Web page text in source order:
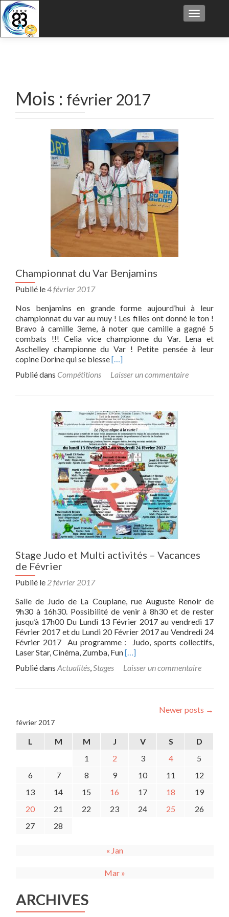
Afficher/
Mois : février 2017
Championnat du Var Benjamins
Publié le4 février 2017
Nos benjamins en grande forme aujourd’hui à leur
championnat du var au muy ! Les filles ont donné le ton !
Bravo à camille 3eme, à noter que camille a gagné 5
combats !!! Celia vice championne du Var. Lena et
Aschelley championne du Var ! Petite pensée à leur
copine Dorine qui se blesseRead
about
Var
Benjamins
[…]
Publié dans Compétitions Laisser un commentaire
Stage Judo et Multi activités – Vacances
de Février
Publié le 2 février 2017
Salle de Judo de La Coupiane, rue Auguste Renoir de
9h30 à 16h30. Possibilité de venir à 8h30 et de rester
jusqu’à 17h00 Du Lundi 13 Février 2017 au vendredi 17
Février 2017 et du Lundi 20 Février 2017 au Vendredi 24
Février 2017 Au programme : Judo, sports collectifs,
Laser Star, Cinéma, Zumba, FunRead
about
Vacances
Février
[…]
Publié dans Actualités,Stages Laisser un commentaire
Navigation
articles
Newer posts →
février 2017
L M M J V S
D
1
2 3 4
5
6
7 8 9 10 11
12
13
14 15 16 17 18
19
20
21 22 23 24 25
26
27
28
« Jan
Mar »
ARCHIVES